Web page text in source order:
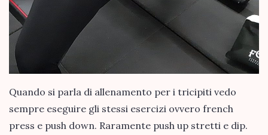
Quando si parla di allenamento per i tricipiti vedo
sempre eseguire gli stessi esercizi ovvero french
press e push down. Raramente push up stretti e dip.